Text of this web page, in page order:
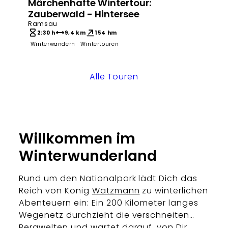
Märchenhafte Wintertour:
Zauberwald - Hintersee
Ramsau
2:30 h 9,4 km
154 hm
Winterwandern
Wintertouren
Alle Touren
Willkommen im
Winterwunderland
Rund um den Nationalpark lädt Dich das
Reich von König Watzmann zu winterlichen
Abenteuern ein: Ein 200 Kilometer langes
Wegenetz durchzieht die verschneiten